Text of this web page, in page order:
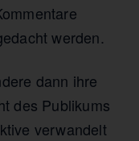
werden.
dann ihre
des Publikums
verwandelt